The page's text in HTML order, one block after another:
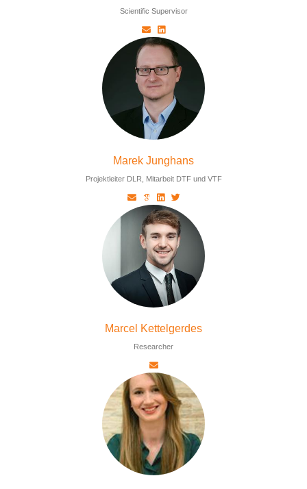
Scientific Supervisor
Marek Junghans
Projektleiter DLR, Mitarbeit DTF und VTF
Marcel Kettelgerdes
Researcher